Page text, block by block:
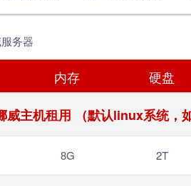
务器
内存 硬盘
威主机租用 （默认linux系统
8G 2T